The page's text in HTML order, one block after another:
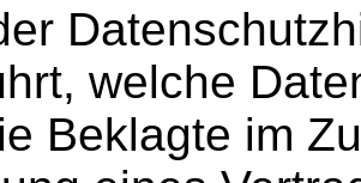
welche
Beklagte im